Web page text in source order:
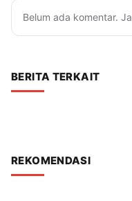
Belum ada komentar.
BERITA TERKAIT
REKOMENDASI